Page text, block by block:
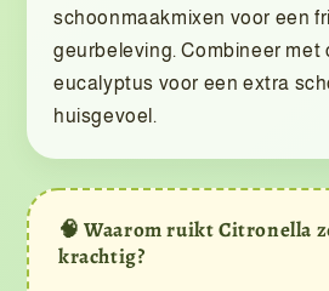
schoonmaakmixen voor een
geurbeleving. Combineer met
eucalyptus voor een extra
huisgevoel.
🧠 Waarom ruikt Citronella
krachtig?